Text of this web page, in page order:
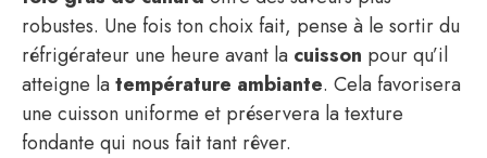
robustes. Une fois ton choix fait, pense à le sortir du
réfrigérateur une heure avant la cuisson pour qu’il
atteigne latempérature ambiante. Cela favorisera
une cuisson uniforme et préservera la texture
fondante qui nous fait tant rêver.